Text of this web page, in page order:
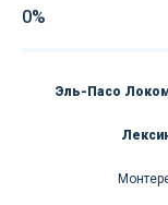
0%
Эль-Пасо